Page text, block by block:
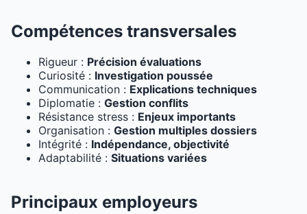
Compétences transversales
Rigueur : Précision évaluations
Curiosité : Investigation poussée
Communication : Explications techniques
Diplomatie : Gestion conflits
Résistance stress : Enjeux importants
Organisation : Gestion multiples dossiers
Intégrité : Indépendance, objectivité
Adaptabilité : Situations variées
Principaux employeurs